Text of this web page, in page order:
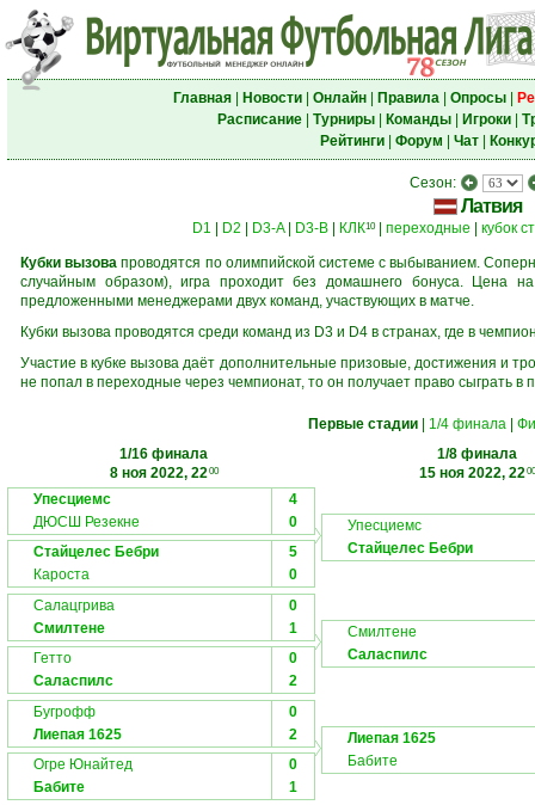
Главная| Новости| Онлайн| Правила| Опросы|
Расписание| Турниры| Команды| Игроки|
Рейтинги| Форум Чат|
Сезон:
Латвия
D1 D2 D3-A| D3-B КЛК10| переходные кубок
Кубки вызова проводятся по олимпийской системе с выбыванием.
случайным образом), игра проходит без домашнего бонуса. Цена
предложенными менеджерами двух команд, участвующих в матче.
Кубки вызова проводятся среди команд из D3 и D4 в странах, где в
Участие в кубке вызова даёт дополнительные призовые, достижения и
не попал в переходные через чемпионат, то он получает право сыграть
Первые стадии 1/4 финала
1/16 финала
8 ноя 2022, 2200
1/8 финала
15 ноя 2022, 2200
Упесциемс
4
ДЮСШ Резекне
0
Стайцелес Бебри
5
Кароста
0
Упесциемс
Стайцелес Бебри
Салацгрива
0
Смилтене
1
Гетто
0
Саласпилс
2
Смилтене
Саласпилс
Бугрофф
0
Лиепая 1625
2
Огре Юнайтед
0
Бабите
1
Лиепая 1625
Бабите